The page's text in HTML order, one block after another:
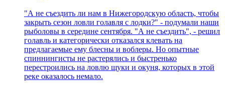
"А не съездить ли нам в Нижегородскую область, чтобы
закрыть сезон ловли голавля с лодки?" - подумали наши
рыболовы в середине сентября. "А не съездить", - решил
голавль и категорически отказался клевать на
предлагаемые ему блесны и воблеры. Но опытные
спиннингисты не растерялись и быстренько
перестроились на ловлю щуки и окуня, которых в этой
реке оказалось немало.